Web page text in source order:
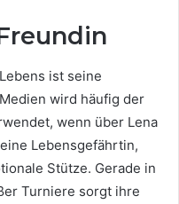
ist seine
wird häufig der
wenn über Lena
Lebensgefährtin,
Stütze. Gerade in
Turniere sorgt ihre